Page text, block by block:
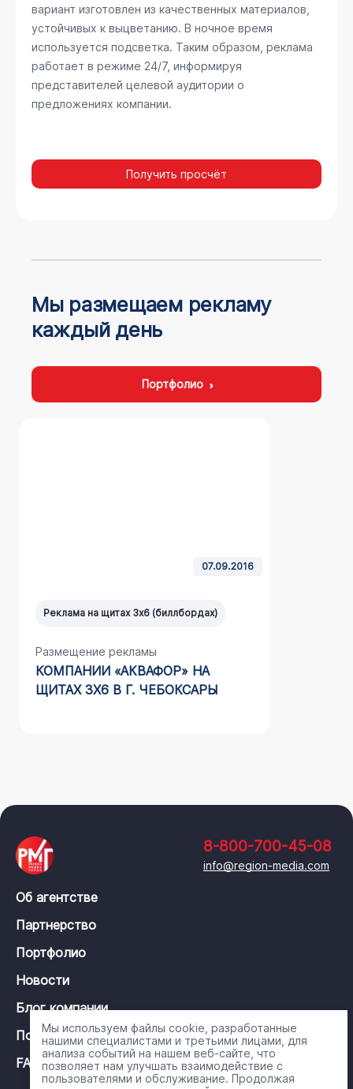
вариант изготовлен из качественных материалов,
устойчивых к выцветанию. В ночное время
используется подсветка. Таким образом, реклама
работает в режиме 24/7, информируя
представителей целевой аудитории о
предложениях компании.
Получить просчёт
Мы размещаем рекламу
каждый день
Портфолио
07.09.2016
Реклама на щитах 3х6 (биллбордах)
Размещение рекламы
КОМПАНИИ «АКВАФОР» НА
ЩИТАХ 3Х6 В Г. ЧЕБОКСАРЫ
8-800-700-45-08
info@region-media.com
Об агентстве
Партнерство
Портфолио
Новости
Блог компании
Политика конфиденциальности
FAQ
Мы используем файлы cookie, разработанные
нашими специалистами и третьими лицами, для
анализа событий на нашем веб-сайте, что
позволяет нам улучшать взаимодействие с
пользователями и обслуживание. Продолжая